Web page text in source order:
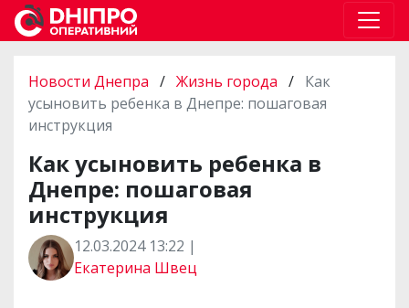
Новости Днепра / Жизнь города / Как
усыновить ребенка в Днепре: пошаговая
инструкция
Как усыновить ребенка в
Днепре: пошаговая
инструкция
12.03.2024 13:22 |
Екатерина Швец